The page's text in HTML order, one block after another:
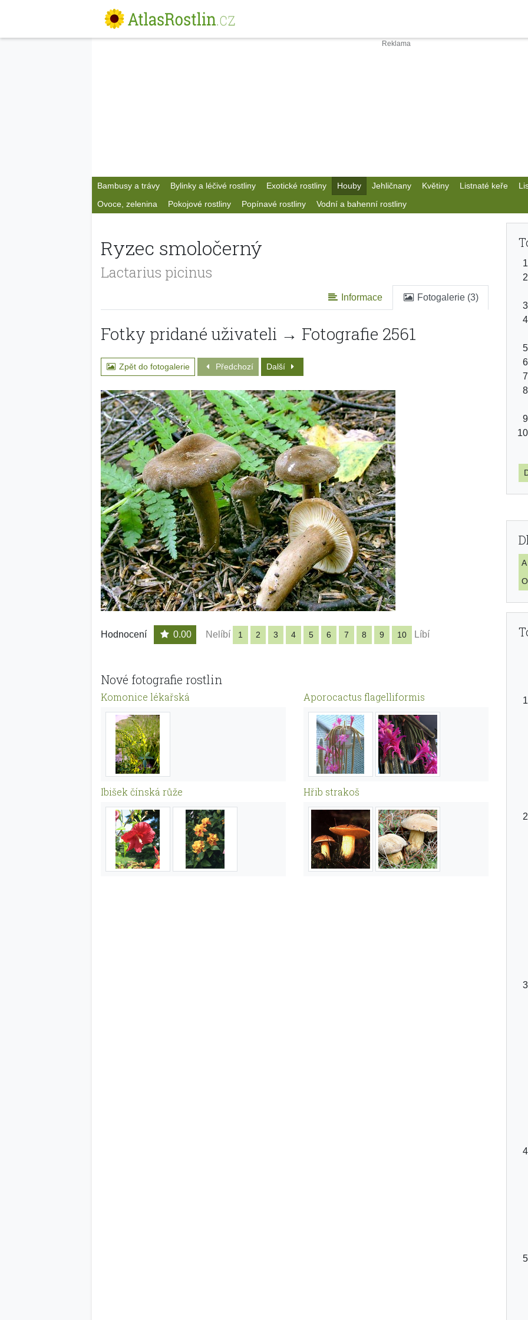
Bambusy a trávy Bylinky a léčivé rostliny Exotické rostliny Houby Jehličnany Květiny Listnaté keře
Ovoce, zelenina
Pokojové rostliny Popínavé rostliny Vodní a bahenní rostliny
Ryzec smoločerný
Lactarius picinus
Informace Fotogalerie (3)
Fotky pridané uživateli → Fotografie 2561
Zpět do fotogalerie Předchozí Další
Hodnocení 0.00 Nelíbí 1 2 3 4 5 6 7 8 9 10 Líbí
Nové fotografie rostlin
Komonice lékařská Aporocactus flagelliformis
Ibišek čínská růže Hřib strakoš
A
O